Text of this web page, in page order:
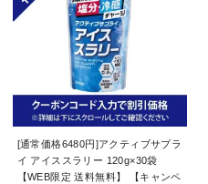
メルマガ登録
トサイト
[通常価格6480円]アクティブサプラ
イ アイススラリー 120g×30袋
【WEB限定 送料無料】 【キャンペ